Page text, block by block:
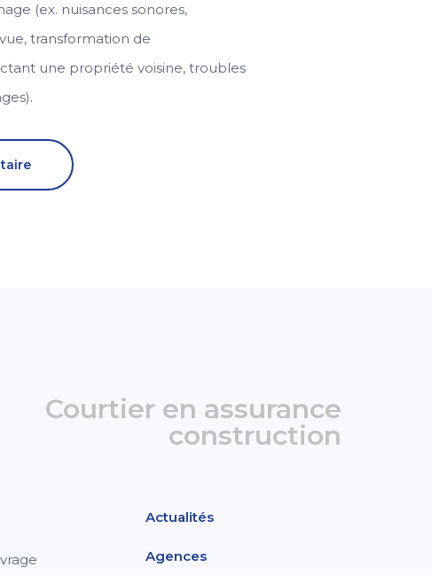
(ex. nuisances sonores,
transformation de
une propriété voisine, troubles
Courtier en assurance
construction
Actualités
Agences